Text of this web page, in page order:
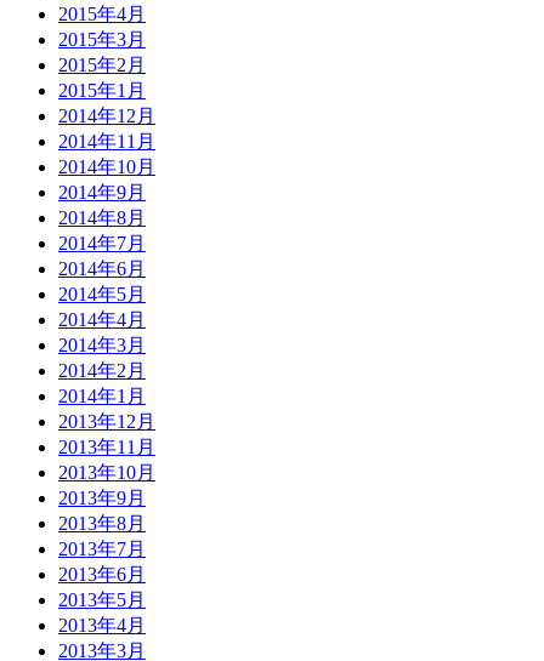
2015年4月
2015年3月
2015年2月
2015年1月
2014年12月
2014年11月
2014年10月
2014年9月
2014年8月
2014年7月
2014年6月
2014年5月
2014年4月
2014年3月
2014年2月
2014年1月
2013年12月
2013年11月
2013年10月
2013年9月
2013年8月
2013年7月
2013年6月
2013年5月
2013年4月
2013年3月